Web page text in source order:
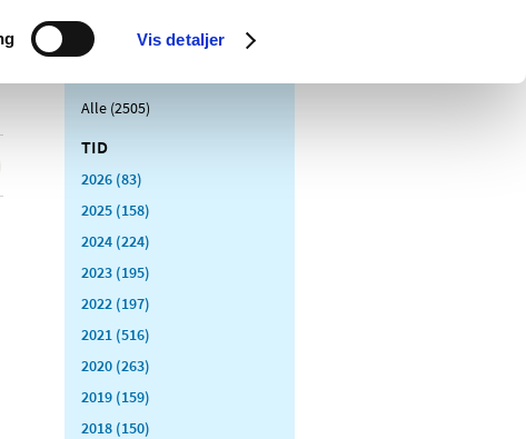
Vis detaljer
Alle (2505)
TID
2026 (83)
2025 (158)
2024 (224)
2023 (195)
2022 (197)
2021 (516)
2020 (263)
2019 (159)
2018 (150)